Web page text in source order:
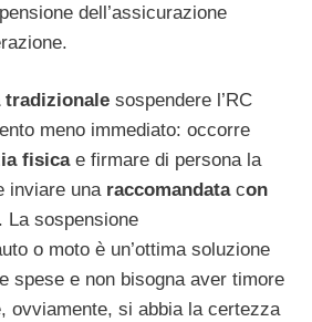
dell’assicurazione
tradizionale sospendere l’RC
meno immediato: occorre
fisicae firmare di persona la
inviare una raccomandatacon
. La sospensione
o moto è un’ottima soluzione
spese e non bisogna aver timore
ovviamente, si abbia la certezza